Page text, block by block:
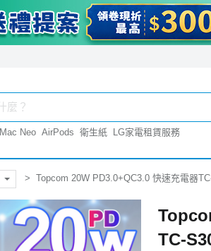
Mac Neo AirPods 衛生紙 LG家電租賃服務
Topcom 20W PD3.0+QC3.0 快速充電器
TC-